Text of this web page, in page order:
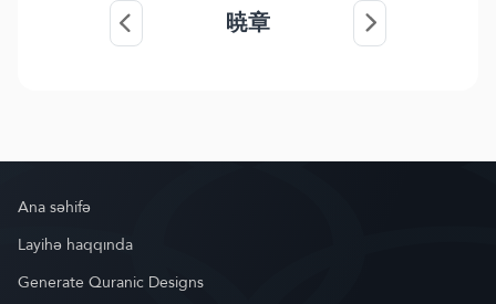
暁章
Ana səhifə
Layihə haqqında
Generate Quranic Designs